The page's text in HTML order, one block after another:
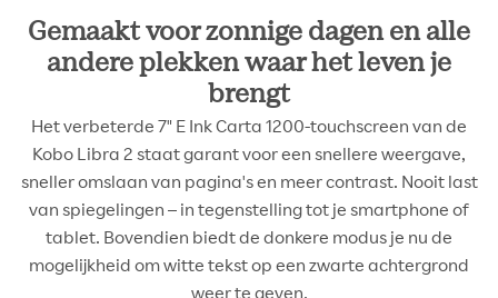
Gemaakt voor zonnige dagen en alle
andere plekken waar het leven je
brengt
Het verbeterde 7" E Ink Carta 1200-touchscreen van de
Kobo Libra 2 staat garant voor een snellere weergave,
sneller omslaan van pagina's en meer contrast. Nooit last
van spiegelingen – in tegenstelling tot je smartphone of
tablet. Bovendien biedt de donkere modus je nu de
mogelijkheid om witte tekst op een zwarte achtergrond
weer te geven.